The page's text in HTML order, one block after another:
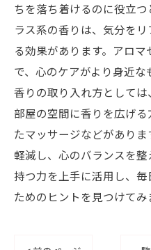
ちを落ち着けるのに役立
ラス系の香りは、気分を
る効果があります。アロ
で、心のケアがより身近
香りの取り入れ方として
部屋の空間に香りを広げ
たマッサージなどがあり
軽減し、心のバランスを
持つ力を上手に活用し、
ためのヒントを見つけてみ